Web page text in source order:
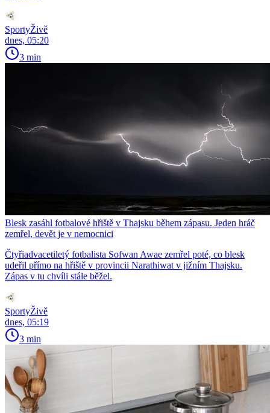
SportyŽivě
dnes, 05:20
3 min
Blesk zasáhl fotbalové hřiště v Thajsku během zápasu. Jeden hráč
zemřel, devět je v nemocnici
Čtyřiadvacetiletý fotbalista Sofwan Awae zemřel poté, co blesk
udeřil přímo na hřiště v provincii Narathiwat v jižním Thajsku.
Zápas v tu chvíli stále běžel.
SportyŽivě
dnes, 05:19
3 min